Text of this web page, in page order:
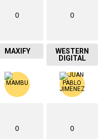
0
MAXIFY
0
WESTERN
DIGITAL
0 0